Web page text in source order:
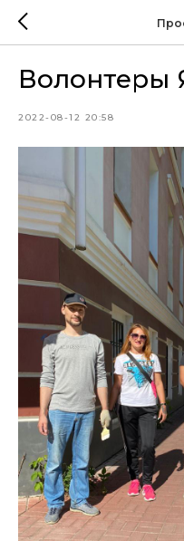
Волонтеры
2022-08-12 20:58